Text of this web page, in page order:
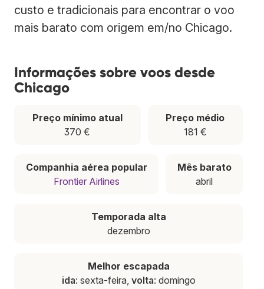
custo e tradicionais para encontrar o voo
mais barato com origem em/no Chicago.
Informações sobre voos desde
Chicago
Preço mínimo atual
370 €
Preço médio
181 €
Companhia aérea popular
Frontier Airlines
Mês barato
abril
Temporada alta
dezembro
Melhor escapada
ida: sexta-feira, volta: domingo